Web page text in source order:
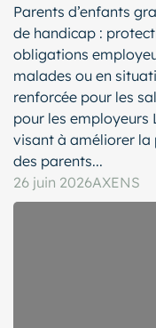
Parents d’enfants
de handicap :
obligations
malades ou en
renforcée pour les
pour les employeurs
visant à améliorer la
des parents...
26 juin 2026AXENS